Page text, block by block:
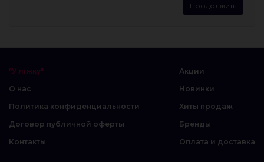
Продолжить
"У ліжку"
О нас
Политика конфиденциальности
Договор публичной оферты
Контакты
Акции
Новинки
Хиты продаж
Бренды
Оплата и доставка